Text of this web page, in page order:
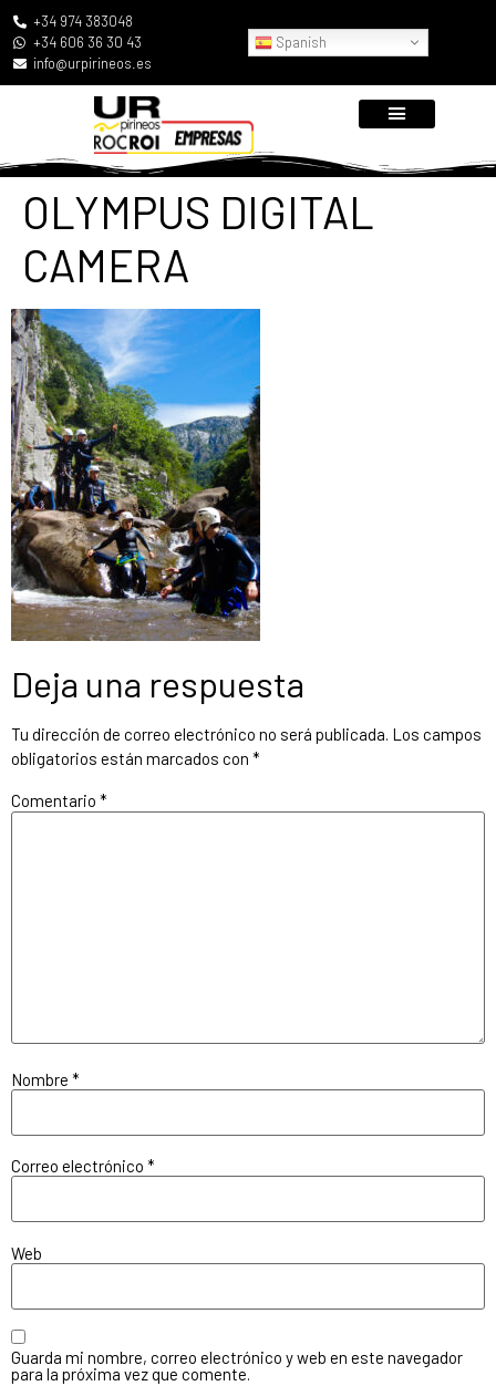
+34 974 383048
+34 606 36 30 43
info@urpirineos.es
Spanish
OLYMPUS DIGITAL
CAMERA
Deja una respuesta
Tu dirección de correo electrónico no será publicada. Los campos
obligatorios están marcados con *
Comentario *
Nombre *
Correo electrónico *
Web
Guarda mi nombre, correo electrónico y web en este navegador
para la próxima vez que comente.